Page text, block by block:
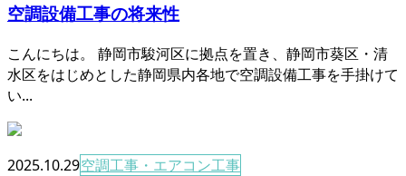
空調設備工事の将来性
こんにちは。 静岡市駿河区に拠点を置き、静岡市葵区・清
水区をはじめとした静岡県内各地で空調設備工事を手掛けて
い...
2025.10.29空調工事・エアコン工事